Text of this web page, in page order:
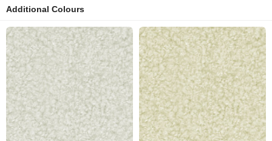
Additional Colours